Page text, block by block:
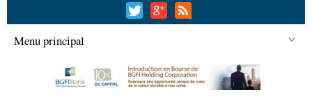
Menu principal